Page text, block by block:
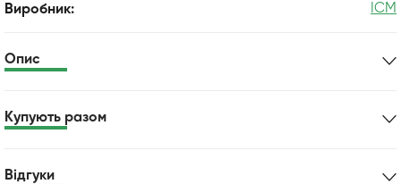
Виробник: ICM
Опис
Купують разом
Відгуки